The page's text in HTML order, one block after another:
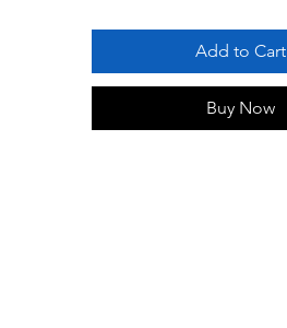
Add to Cart
Buy Now